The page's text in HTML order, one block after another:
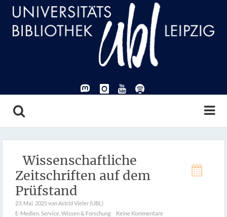
Wissenschaftliche
Zeitschriften auf dem
Prüfstand
23. Mai. 2025von Astrid Vieler (UBL)
E-Medien Service Wissen & Forschung Keine Kommentare